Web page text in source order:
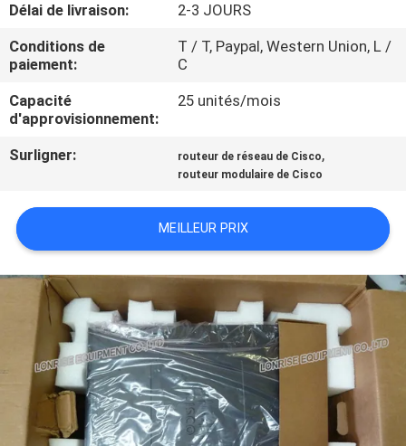
L'USINE
CONTRÔLE
DE
QUALITÉ
NOUS
CONTACTER
NOUVELLES
LES
AFFAIRES
Délai de livraison:
2-3 JOURS
Conditions de
paiement:
T / T, Paypal, Western Union, L /
C
Capacité
d'approvisionnement:
25 unités/mois
Surligner: routeur de réseau de Cisco,
routeur modulaire de Cisco
MEILLEUR PRIX